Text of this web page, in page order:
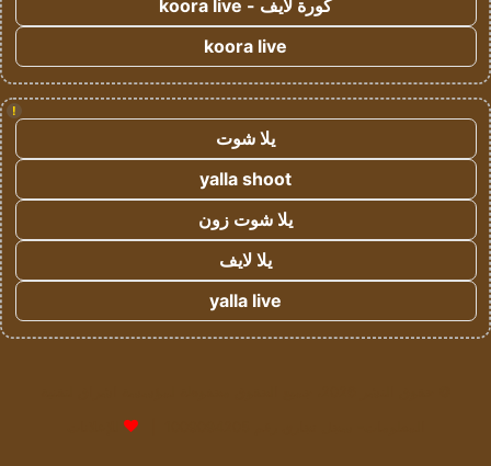
كورة لايف - koora live
koora live
!
يلا شوت
yalla shoot
يلا شوت زون
يلا لايف
yalla live